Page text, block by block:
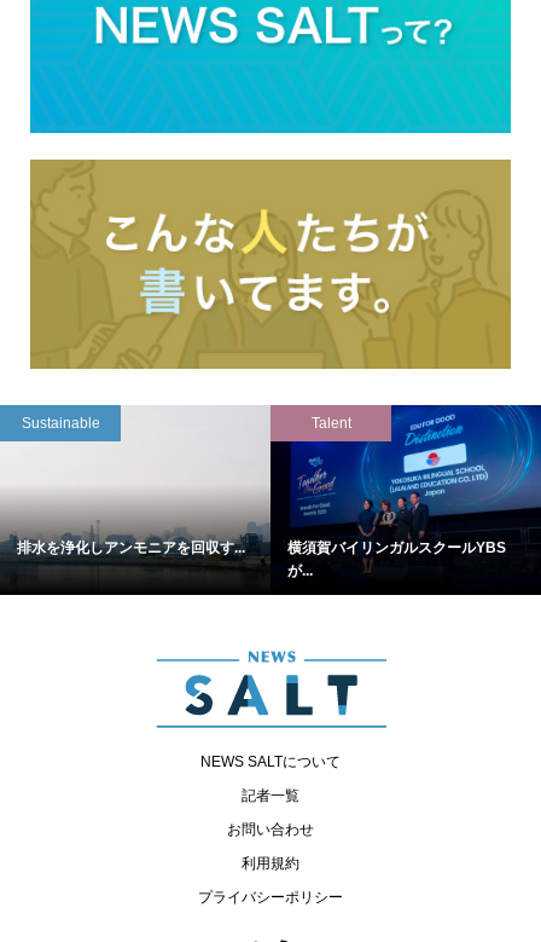
Sustainable
排水を浄化しアンモニアを回収す...
Talent
横須賀バイリンガルスクールYBS
が...
NEWS SALTについて
記者一覧
お問い合わせ
利用規約
プライバシーポリシー